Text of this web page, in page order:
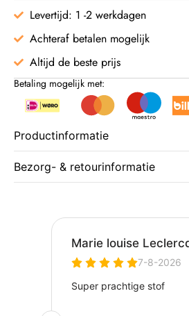
Levertijd: 1 -2 werkdagen
Achteraf betalen mogelijk
Altijd de beste prijs
Betaling mogelijk met:
Productinformatie
Bezorg- & retourinformatie